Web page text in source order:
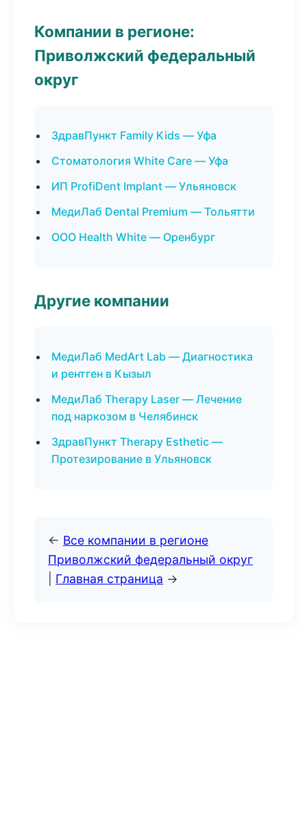
Компании в регионе:
Приволжский федеральный
округ
ЗдравПункт Family Kids — Уфа
Стоматология White Care — Уфа
ИП ProfiDent Implant — Ульяновск
МедиЛаб Dental Premium — Тольятти
ООО Health White — Оренбург
Другие компании
МедиЛаб MedArt Lab — Диагностика
и рентген в Кызыл
МедиЛаб Therapy Laser — Лечение
под наркозом в Челябинск
ЗдравПункт Therapy Esthetic —
Протезирование в Ульяновск
← Все компании в регионе
Приволжский федеральный округ
Главная страница →